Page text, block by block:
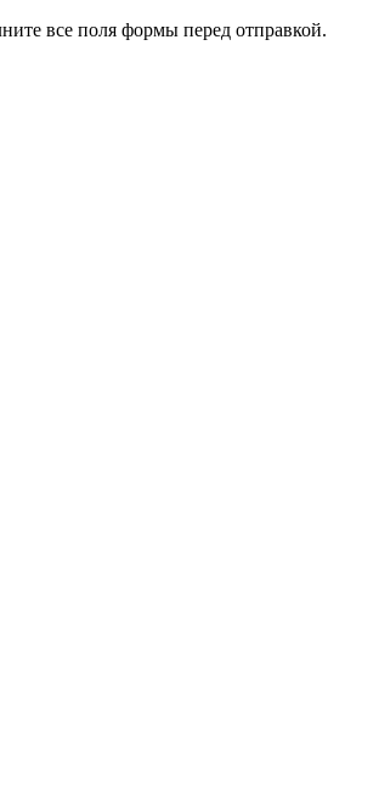
все поля формы перед отправкой.